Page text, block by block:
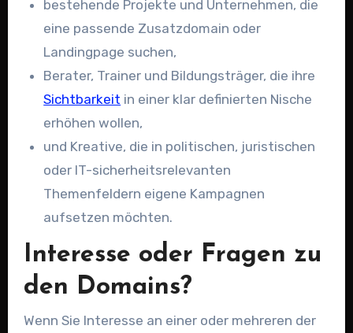
bestehende Projekte und Unternehmen, die
eine passende Zusatzdomain oder
Landingpage suchen,
Berater, Trainer und Bildungsträger, die ihre
Sichtbarkeit in einer klar definierten Nische
erhöhen wollen,
und Kreative, die in politischen, juristischen
oder IT-sicherheitsrelevanten
Themenfeldern eigene Kampagnen
aufsetzen möchten.
Interesse oder Fragen zu
den Domains?
Wenn Sie Interesse an einer oder mehreren der